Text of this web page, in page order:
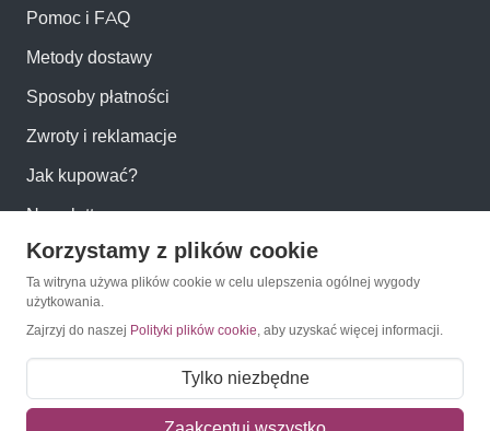
Pomoc i FAQ
Metody dostawy
Sposoby płatności
Zwroty i reklamacje
Jak kupować?
Newsletter
Konto
Moje konto
Mój koszyk
Korzystamy z plików cookie
Ta witryna używa plików cookie w celu ulepszenia ogólnej wygody
użytkowania.
Zajrzyj do naszej Polityki plików cookie, aby uzyskać więcej informacji.
Tylko niezbędne